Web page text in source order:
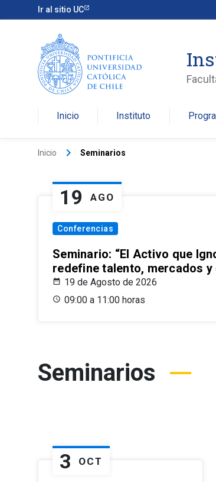
Ir al sitio UC
Inicio Instituto
Inicio keyboard_arrow_right Seminarios
19 AGO
Conferencias
Seminario: “El Activo que
redefine talento, mercados y
19 de Agosto de 2026
09:00 a 11:00 horas
Seminarios
3 OCT